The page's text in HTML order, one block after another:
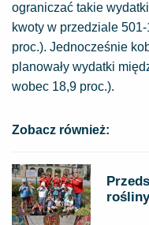
ograniczać takie
kwoty w przedziale
proc.). Jednocześnie
planowały wydatki
wobec 18,9 proc.).
Zobacz również: